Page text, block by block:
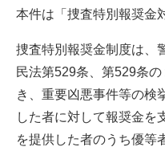
本件は「捜査特別報奨金
捜査特別報奨金制度は、
民法第529条、第529条
き、重要凶悪事件等の検
した者に対して報奨金を
を提供した者のうち優等